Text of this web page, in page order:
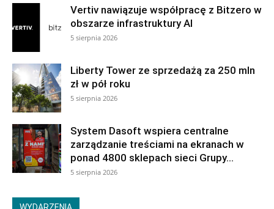
Vertiv nawiązuje współpracę z Bitzero w
obszarze infrastruktury AI
5 sierpnia 2026
Liberty Tower ze sprzedażą za 250 mln
zł w pół roku
5 sierpnia 2026
System Dasoft wspiera centralne
zarządzanie treściami na ekranach w
ponad 4800 sklepach sieci Grupy...
5 sierpnia 2026
WYDARZENIA